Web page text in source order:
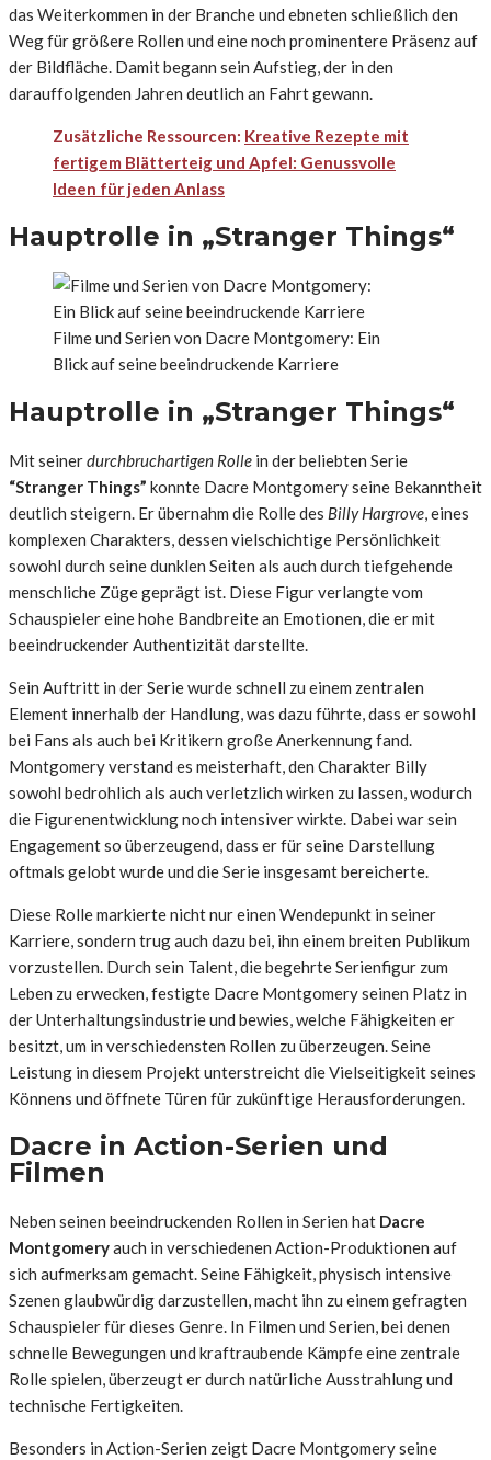
das Weiterkommen in der Branche und ebneten schließlich den
Weg für größere Rollen und eine noch prominentere Präsenz auf
der Bildfläche. Damit begann sein Aufstieg, der in den
darauffolgenden Jahren deutlich an Fahrt gewann.
Zusätzliche Ressourcen: Kreative Rezepte mit
fertigem Blätterteig und Apfel: Genussvolle
Ideen für jeden Anlass
Hauptrolle in „Stranger Things“
Filme und Serien von Dacre Montgomery: Ein
Blick auf seine beeindruckende Karriere
Hauptrolle in „Stranger Things“
Mit seinerdurchbruchartigen Rolle in der beliebten Serie
“Stranger Things” konnte Dacre Montgomery seine Bekanntheit
deutlich steigern. Er übernahm die Rolle des Billy Hargrove, eines
komplexen Charakters, dessen vielschichtige Persönlichkeit
sowohl durch seine dunklen Seiten als auch durch tiefgehende
menschliche Züge geprägt ist. Diese Figur verlangte vom
Schauspieler eine hohe Bandbreite an Emotionen, die er mit
beeindruckender Authentizität darstellte.
Sein Auftritt in der Serie wurde schnell zu einem zentralen
Element innerhalb der Handlung, was dazu führte, dass er sowohl
bei Fans als auch bei Kritikern große Anerkennung fand.
Montgomery verstand es meisterhaft, den Charakter Billy
sowohl bedrohlich als auch verletzlich wirken zu lassen, wodurch
die Figurenentwicklung noch intensiver wirkte. Dabei war sein
Engagement so überzeugend, dass er für seine Darstellung
oftmals gelobt wurde und die Serie insgesamt bereicherte.
Diese Rolle markierte nicht nur einen Wendepunkt in seiner
Karriere, sondern trug auch dazu bei, ihn einem breiten Publikum
vorzustellen. Durch sein Talent, die begehrte Serienfigur zum
Leben zu erwecken, festigte Dacre Montgomery seinen Platz in
der Unterhaltungsindustrie und bewies, welche Fähigkeiten er
besitzt, um in verschiedensten Rollen zu überzeugen. Seine
Leistung in diesem Projekt unterstreicht die Vielseitigkeit seines
Könnens und öffnete Türen für zukünftige Herausforderungen.
Dacre in Action-Serien und
Filmen
Neben seinen beeindruckenden Rollen in Serien hat Dacre
Montgomeryauch in verschiedenen Action-Produktionen auf
sich aufmerksam gemacht. Seine Fähigkeit, physisch intensive
Szenen glaubwürdig darzustellen, macht ihn zu einem gefragten
Schauspieler für dieses Genre. In Filmen und Serien, bei denen
schnelle Bewegungen und kraftraubende Kämpfe eine zentrale
Rolle spielen, überzeugt er durch natürliche Ausstrahlung und
technische Fertigkeiten.
Besonders in Action-Serien zeigt Dacre Montgomery seine